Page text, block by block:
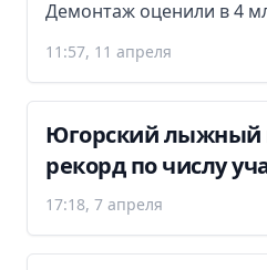
Демонтаж оценили в 4
11:57, 11 апреля
Югорский лыжный
рекорд по числу
17:18, 7 апреля